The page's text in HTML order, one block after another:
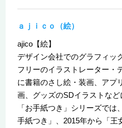
ａｊｉｃｏ（絵）
ajico【絵】
デザイン会社でのグラフィッ
フリーのイラストレーター・
に書籍のさし絵・装画、アプ
画、グッズのSDイラストなど
「お手紙つき」シリーズでは
手紙つき」、2015年から「王